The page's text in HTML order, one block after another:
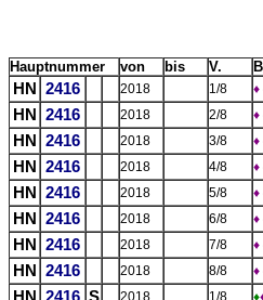
Hauptnummer von bis V.
HN 2416 2018 1/8 ♦
HN 2416 2018 2/8 ♦
HN 2416 2018 3/8 ♦
HN 2416 2018 4/8 ♦
HN 2416 2018 5/8 ♦
HN 2416 2018 6/8 ♦
HN 2416 2018 7/8 ♦
HN 2416 2018 8/8 ♦
2018 1/8 ♦